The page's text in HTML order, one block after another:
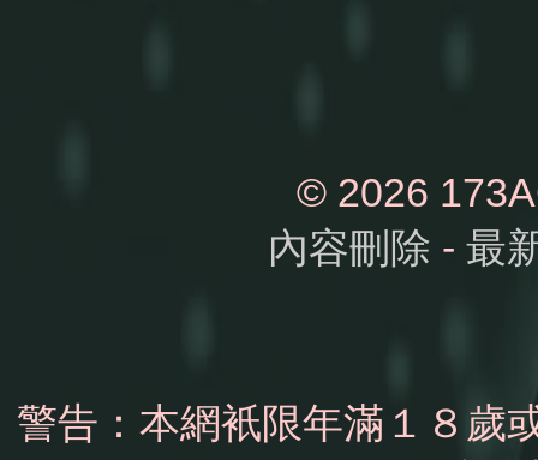
© 2026
內容刪除 - 最
警告：本網衹限年滿１８歲